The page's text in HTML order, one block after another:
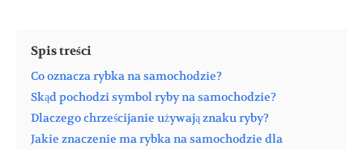
Spis treści
Co oznacza rybka na samochodzie?
Skąd pochodzi symbol ryby na samochodzie?
Dlaczego chrześcijanie używają znaku ryby?
Jakie znaczenie ma rybka na samochodzie dla